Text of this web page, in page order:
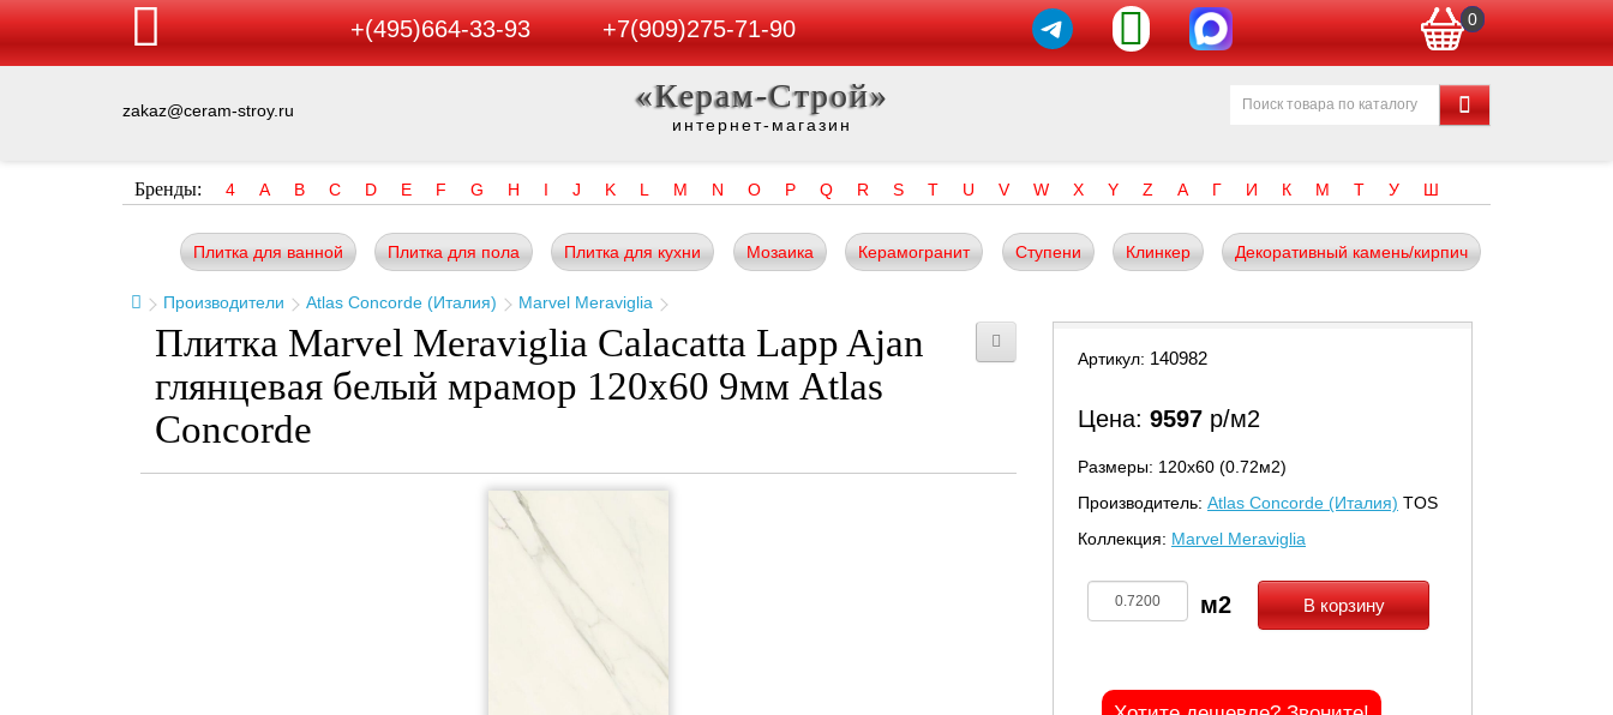
+(495)664-33-93 +7(909)275-71-90 0
zakaz@ceram-stroy.ru «Керам-Строй»
интернет-магазин
Бренды: 4 A B C D E F G H I J K L M N O P Q R S T U V W X Y Z А Г И К М Т У Ш
Плитка для ванной Плитка для пола Плитка для кухни Мозаика Керамогранит Ступени Клинкер Декоративный камень/кирпич
Производители Atlas Concorde (Италия) Marvel Meraviglia
Плитка Marvel Meraviglia Calacatta Lapp Ajan
глянцевая белый мрамор 120x60 9мм Atlas
Concorde
Артикул: 140982
Цена: 9597 р/м2
Размеры: 120х60 (0.72м2)
Производитель: Atlas Concorde (Италия) TOS
Коллекция: Marvel Meraviglia
В корзину